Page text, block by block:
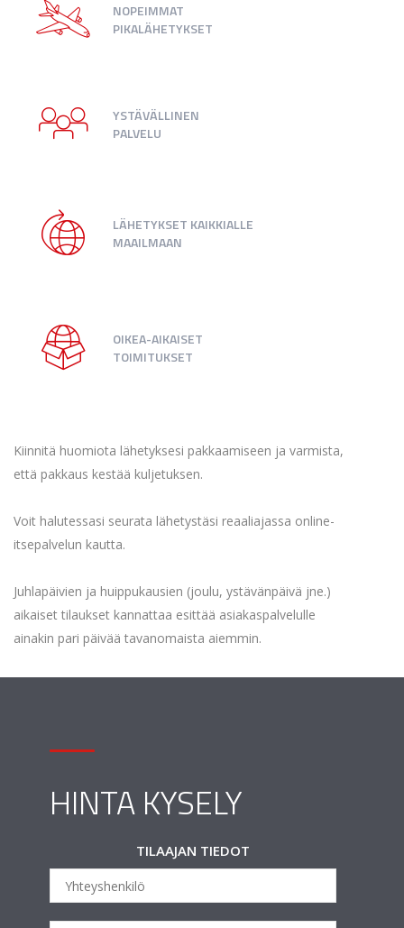
NOPEIMMAT
PIKALÄHETYKSET
YSTÄVÄLLINEN
PALVELU
LÄHETYKSET KAIKKIALLE
MAAILMAAN
OIKEA-AIKAISET
TOIMITUKSET
Kiinnitä huomiota lähetyksesi pakkaamiseen ja varmista,
että pakkaus kestää kuljetuksen.
Voit halutessasi seurata lähetystäsi reaaliajassa online-
itsepalvelun kautta.
Juhlapäivien ja huippukausien (joulu, ystävänpäivä jne.)
aikaiset tilaukset kannattaa esittää asiakaspalvelulle
ainakin pari päivää tavanomaista aiemmin.
HINTA KYSELY
TILAAJAN TIEDOT